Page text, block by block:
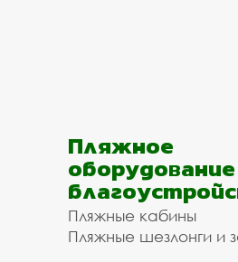
Пляжное
Пляжные кабины
Пляжные шезлонги и